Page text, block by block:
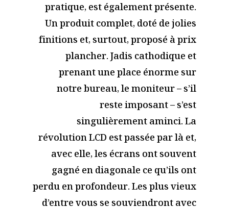
pratique, est également présente.
Un produit complet, doté de jolies
finitions et, surtout, proposé à prix
plancher. Jadis cathodique et
prenant une place énorme sur
notre bureau, le moniteur – s’il
reste imposant – s’est
singulièrement aminci. La
révolution LCD est passée par là et,
avec elle, les écrans ont souvent
gagné en diagonale ce qu’ils ont
perdu en profondeur. Les plus vieux
d’entre vous se souviendront avec